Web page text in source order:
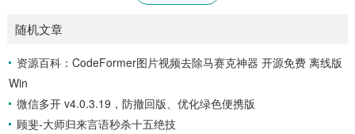
随机文章
资源百科：CodeFormer图片视频去除马赛克神器 开源免费 离线版
Win
微信多开 v4.0.3.19，防撤回版、优化绿色便携版
顾斐-大师归来言语秒杀十五绝技